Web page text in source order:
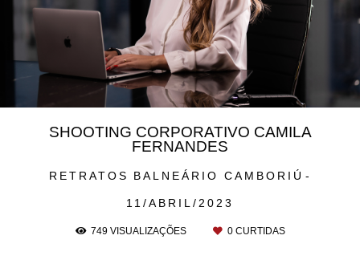
RETRATOS BALNEÁRIO CAMBORIÚ
11/ABRIL/2023
SHOOTING CORPORATIVO CAMILA
FERNANDES
749VISUALIZAÇÕES 0CURTIDAS